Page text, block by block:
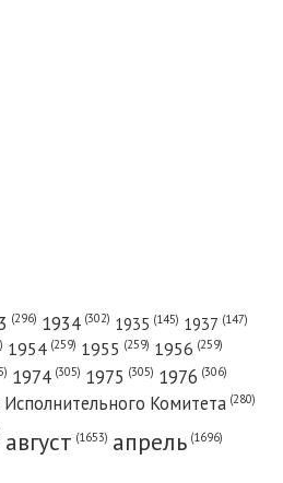
(296) 1934 (302) 1935 (145) 1937 (147)
1954 (259) 1955 (259) 1956 (259)
1974 (305) 1975 (305) 1976 (306)
Исполнительного Комитета (280)
август (1653) апрель (1696)